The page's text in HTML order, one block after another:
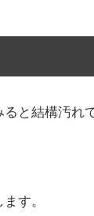
と結構汚れ
す。